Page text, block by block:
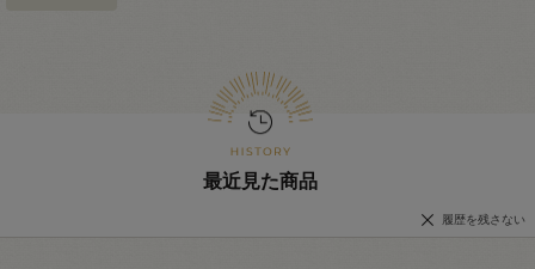
最近見た商品
履歴を残さない